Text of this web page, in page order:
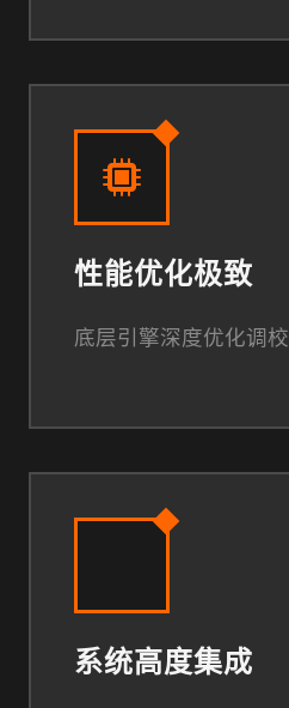
性能优化极致
底层引擎深度优化调校
系统高度集成